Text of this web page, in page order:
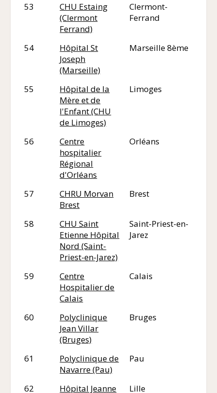
53
CHU Estaing
(Clermont
Ferrand)
Clermont-
Ferrand
54
Hôpital St
Joseph
(Marseille)
Marseille 8ème
55
Hôpital de la
Mère et de
l'Enfant (CHU
de Limoges)
Limoges
56
Centre
hospitalier
Régional
d'Orléans
Orléans
57
CHRU Morvan
Brest
Brest
58
CHU Saint
Etienne Hôpital
Nord (Saint-
Priest-en-Jarez)
Saint-Priest-en-
Jarez
59
Centre
Hospitalier de
Calais
Calais
60
Polyclinique
Jean Villar
(Bruges)
Bruges
61
Polyclinique de
Navarre (Pau)
Pau
62 Hôpital Jeanne Lille